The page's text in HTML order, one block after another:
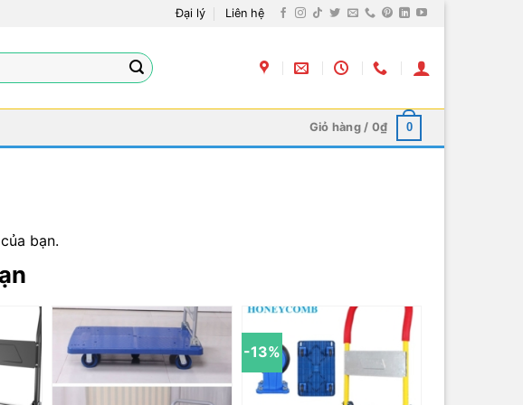
Đại lý Liên hệ
Giỏ hàng / 0₫ 0
bạn.
-13%